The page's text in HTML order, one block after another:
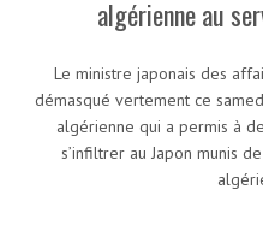
algérienne au
Le ministre japonais des
démasqué vertement ce
algérienne qui a permis à
s’infiltrer au Japon munis